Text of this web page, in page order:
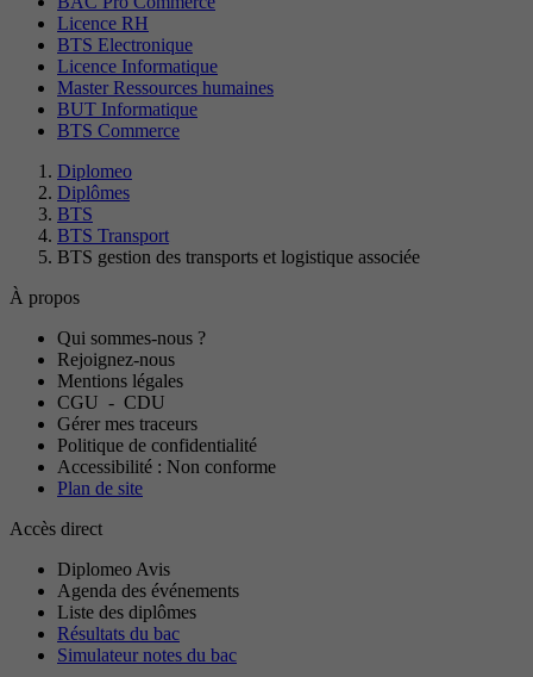
Licence RH
BTS Electronique
Licence Informatique
Master Ressources humaines
BUT Informatique
BTS Commerce
Diplomeo
Diplômes
BTS
BTS Transport
BTS gestion des transports et logistique associée
À propos
Qui sommes-nous ?
Rejoignez-nous
Mentions légales
CGU - CDU
Gérer mes traceurs
Politique de confidentialité
Accessibilité : Non conforme
Plan de site
Accès direct
Diplomeo Avis
Agenda des événements
Liste des diplômes
Résultats du bac
Simulateur notes du bac